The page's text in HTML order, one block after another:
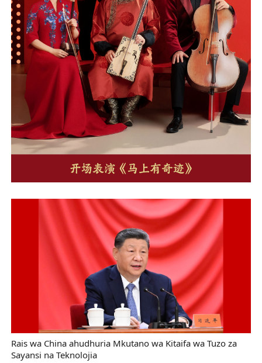
Rais wa China ahudhuria Mkutano wa Kitaifa wa Tuzo za
Sayansi na Teknolojia